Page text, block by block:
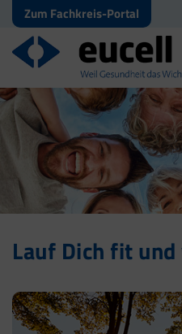
Zum Fachkreis-Portal
Lauf Dich fit